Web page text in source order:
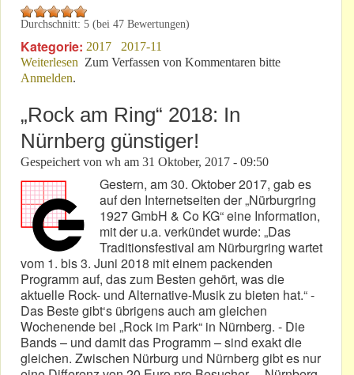
Durchschnitt: 5 (bei 47 Bewertungen)
Kategorie: 2017
2017-11
Weiterlesen über Herrscher über Auto und Laster - und die
Zum Verfassen von Kommentaren bitte
Anmelden.
„Rock am Ring“ 2018: In
Nürnberg günstiger!
Gespeichert von wh am 31 Oktober, 2017 - 09:50
Gestern, am 30. Oktober 2017, gab es
auf den Internetseiten der „Nürburgring
1927 GmbH & Co KG“ eine Information,
mit der u.a. verkündet wurde: „Das
Traditionsfestival am Nürburgring wartet
vom 1. bis 3. Juni 2018 mit einem packenden
Programm auf, das zum Besten gehört, was die
aktuelle Rock- und Alternative-Musik zu bieten hat.“ -
Das Beste gibt‘s übrigens auch am gleichen
Wochenende bei „Rock im Park“ in Nürnberg. - Die
Bands – und damit das Programm – sind exakt die
gleichen. Zwischen Nürburg und Nürnberg gibt es nur